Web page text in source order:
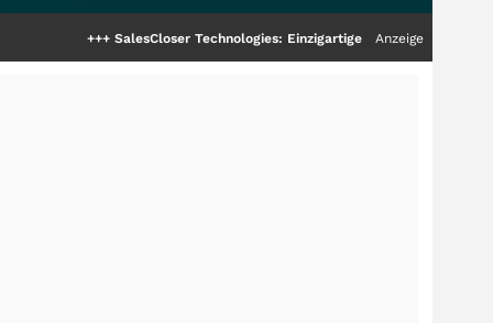
SalesCloser Technologies: Einzigartige Leistung zieht die Top-Dogs an!
Anzeige